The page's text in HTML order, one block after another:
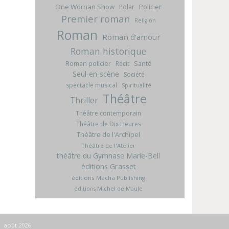
One Woman Show Polar Policier
Premier roman Religion
Roman Roman d'amour
Roman historique
Roman policier Récit Santé
Seul-en-scène
Société
spectacle musical
Spiritualité
Thriller Théâtre
Théâtre contemporain
Théâtre de Dix Heures
Théâtre de l'Archipel
Théâtre de l'Atelier
théâtre du Gymnase Marie-Bell
éditions Grasset
éditions Macha Publishing
éditions Michel de Maule
août 2026